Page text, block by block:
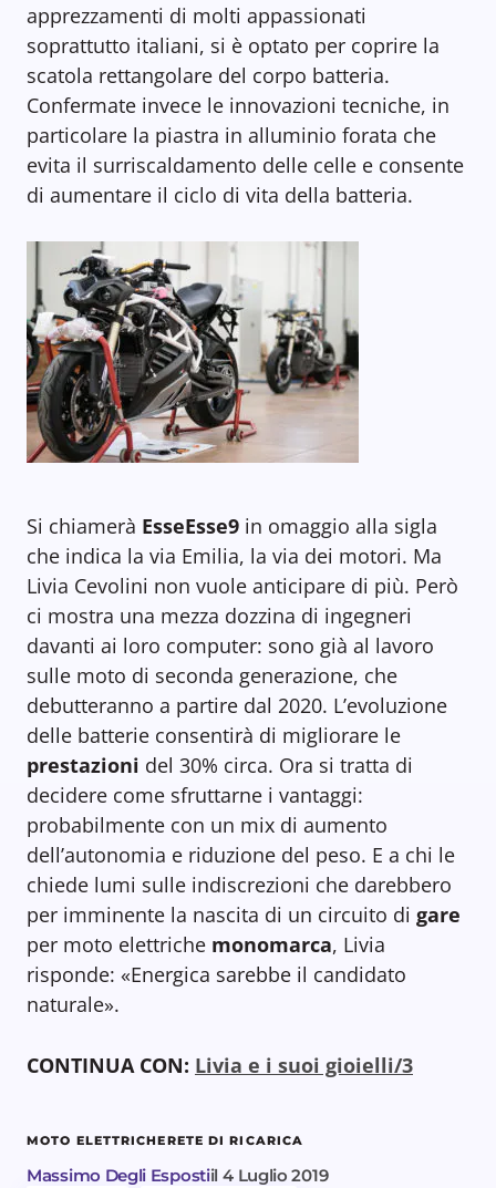
apprezzamenti di molti appassionati
soprattutto italiani, si è optato per coprire la
scatola rettangolare del corpo batteria.
Confermate invece le innovazioni tecniche, in
particolare la piastra in alluminio forata che
evita il surriscaldamento delle celle e consente
di aumentare il ciclo di vita della batteria.
Si chiamerà EsseEsse9 in omaggio alla sigla
che indica la via Emilia, la via dei motori. Ma
Livia Cevolini non vuole anticipare di più. Però
ci mostra una mezza dozzina di ingegneri
davanti ai loro computer: sono già al lavoro
sulle moto di seconda generazione, che
debutteranno a partire dal 2020. L’evoluzione
delle batterie consentirà di migliorare le
prestazioni del 30% circa. Ora si tratta di
decidere come sfruttarne i vantaggi:
probabilmente con un mix di aumento
dell’autonomia e riduzione del peso. E a chi le
chiede lumi sulle indiscrezioni che darebbero
per imminente la nascita di un circuito di gare
per moto elettriche monomarca, Livia
risponde: «Energica sarebbe il candidato
naturale».
CONTINUA CON: Livia e i suoi gioielli/3
MOTO ELETTRICHERETE DI RICARICA
Massimo Degli Espostiil 4 Luglio 2019